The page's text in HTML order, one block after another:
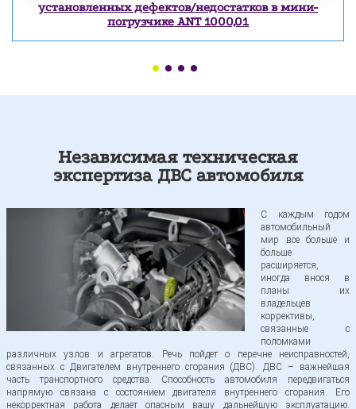
Экспертиза ДВС
Экспертиза кузова
Экспертиза электрооборудования транспортных
средств
установленных дефектов/недостатков в мини-
погрузчике ANT 1000,01
Независимая техническая
экспертиза ДВС автомобиля
С каждым годом
автомобильный
мир все больше и
больше
расширяется,
иногда внося в
планы их
владельцев
коррективы,
связанные с
поломками
различных узлов и агрегатов. Речь пойдет о перечне неисправностей,
связанных с Двигателем внутреннего сгорания (ДВС). ДВС – важнейшая
часть транспортного средства. Способность автомобиля передвигаться
напрямую связана с состоянием двигателя внутреннего сгорания. Его
некорректная работа делает опасным вашу дальнейшую эксплуатацию.